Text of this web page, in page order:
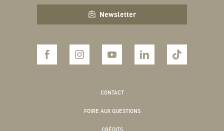
Newsletter
CONTACT
FOIRE AUX QUESTIONS
CRÉDITS